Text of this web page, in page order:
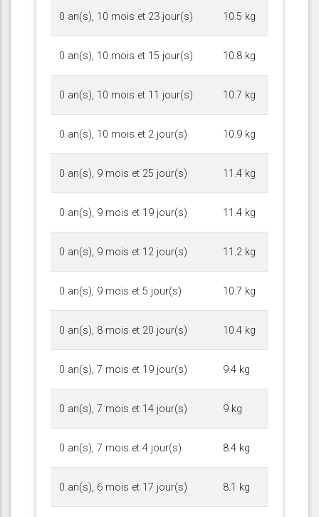
0 an(s), 10 mois et 23 jour(s) 10.5 kg
0 an(s), 10 mois et 15 jour(s) 10.8 kg
0 an(s), 10 mois et 11 jour(s) 10.7 kg
0 an(s), 10 mois et 2 jour(s) 10.9 kg
0 an(s), 9 mois et 25 jour(s) 11.4 kg
0 an(s), 9 mois et 19 jour(s) 11.4 kg
0 an(s), 9 mois et 12 jour(s) 11.2 kg
0 an(s), 9 mois et 5 jour(s) 10.7 kg
0 an(s), 8 mois et 20 jour(s) 10.4 kg
0 an(s), 7 mois et 19 jour(s) 9.4 kg
0 an(s), 7 mois et 14 jour(s) 9 kg
0 an(s), 7 mois et 4 jour(s) 8.4 kg
0 an(s), 6 mois et 17 jour(s) 8.1 kg